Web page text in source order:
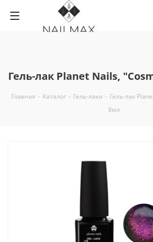
Гель-лак Planet Nails,
Главная - Каталог - Гель-лаки - Гель-лак
8мл